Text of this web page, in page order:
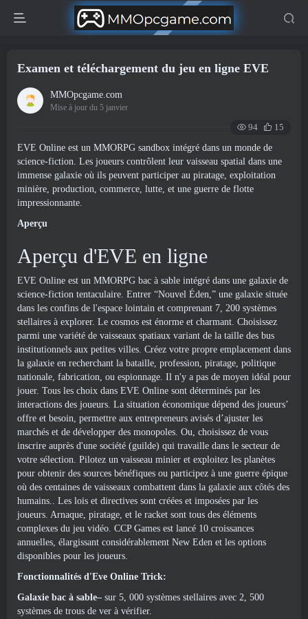
Examen et téléchargement du jeu en ligne EVE
MMOpcgame.com
Mise à jour du 5 janvier
94
15
EVE Online est un MMORPG sandbox intégré dans un monde de
science-fiction. Les joueurs contrôlent leur vaisseau spatial dans une
immense galaxie où ils peuvent participer au piratage, exploitation
minière, production, commerce, lutte, et une guerre de flotte
impressionnante.
Aperçu
Aperçu d'EVE en ligne
EVE Online est un MMORPG bac à sable intégré dans une galaxie de
science-fiction tentaculaire. Entrer “Nouvel Éden,” une galaxie située
dans les confins de l'espace lointain et comprenant 7, 200 systèmes
stellaires à explorer. Le cosmos est énorme et charmant. Choisissez
parmi une variété de vaisseaux spatiaux variant de la taille des bus
institutionnels aux petites villes. Créez votre propre emplacement dans
la galaxie en recherchant la bataille, profession, piratage, politique
nationale, fabrication, ou espionnage. Il n'y a pas de moyen idéal pour
jouer. Tous les choix dans EVE Online sont déterminés par les
interactions des joueurs. La situation économique dépend des joueurs’
offre et besoin, permettre aux entrepreneurs avisés d’ajuster les
marchés et de développer des monopoles. Ou, choisissez de vous
inscrire auprès d'une société (guilde) qui travaille dans le secteur de
votre sélection. Pilotez un vaisseau minier et exploitez les planètes
pour obtenir des sources bénéfiques ou participez à une guerre épique
où des centaines de vaisseaux combattent dans la galaxie aux côtés des
humains.. Les lois et directives sont créées et imposées par les
joueurs. Arnaque, piratage, et le racket sont tous des éléments
complexes du jeu vidéo. CCP Games est lancé 10 croissances
annuelles, élargissant considérablement New Eden et les options
disponibles pour les joueurs.
Fonctionnalités d'Eve Online Trick:
Galaxie bac à sable– sur 5, 000 systèmes stellaires avec 2, 500
systèmes de trous de ver à vérifier.